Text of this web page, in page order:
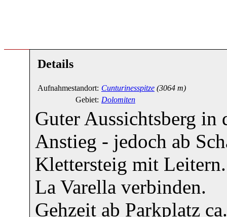
Details
Aufnahmestandort: Cunturinesspitze (3064 m)
Gebiet: Dolomiten
Guter Aussichtsberg in
Anstieg - jedoch ab
Klettersteig mit
La Varella verbinden.
Gehzeit ab Parkplatz